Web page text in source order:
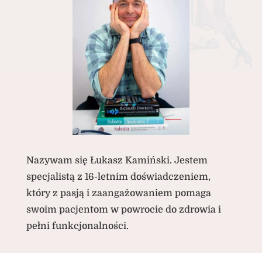
Nazywam się Łukasz Kamiński. Jestem
specjalistą z 16-letnim doświadczeniem,
który z pasją i zaangażowaniem pomaga
swoim pacjentom w powrocie do zdrowia i
pełni funkcjonalności.